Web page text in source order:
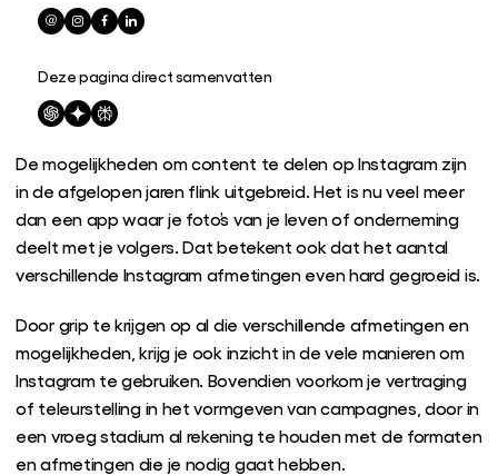
Deze pagina direct samenvatten
De mogelijkheden om content te delen op Instagram zijn
in de afgelopen jaren flink uitgebreid. Het is nu veel meer
dan een app waar je foto’s van je leven of onderneming
deelt met je volgers. Dat betekent ook dat het aantal
verschillende Instagram afmetingen even hard gegroeid is.
Door grip te krijgen op al die verschillende afmetingen en
mogelijkheden, krijg je ook inzicht in de vele manieren om
Instagram te gebruiken. Bovendien voorkom je vertraging
of teleurstelling in het vormgeven van campagnes, door in
een vroeg stadium al rekening te houden met de formaten
en afmetingen die je nodig gaat hebben.